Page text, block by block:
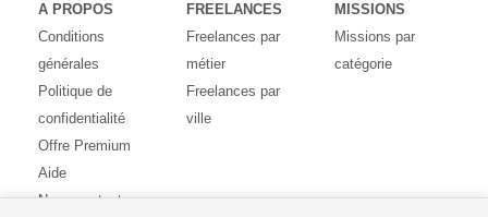
A PROPOS
Conditions
générales
Politique de
confidentialité
Offre Premium
Aide
Nous contacter
FREELANCES
Freelances par
métier
Freelances par
ville
MISSIONS
Missions par
catégorie